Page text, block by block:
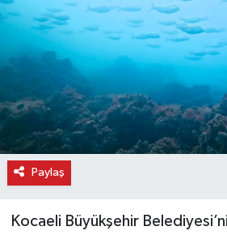
Paylaş
Kocaeli Büyükşehir